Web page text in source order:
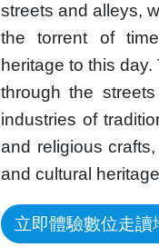
streets and alleys,
the torrent of
heritage to this
through the
industries of
and religious
and cultural
立即體驗數位走讀